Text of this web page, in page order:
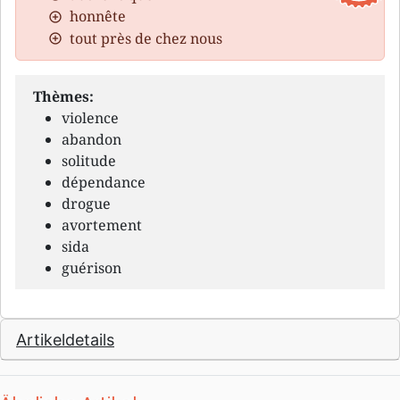
honnête
tout près de chez nous
Thèmes:
violence
abandon
solitude
dépendance
drogue
avortement
sida
guérison
Artikeldetails